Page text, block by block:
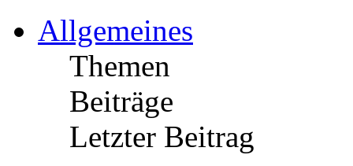
Allgemeines
Themen
Beiträge
Letzter Beitrag